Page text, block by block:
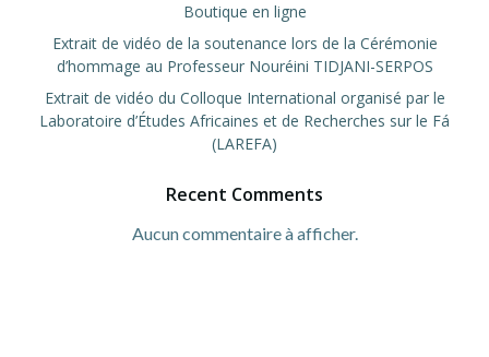
Boutique en ligne
Extrait de vidéo de la soutenance lors de la Cérémonie
d’hommage au Professeur Nouréini TIDJANI-SERPOS
Extrait de vidéo du Colloque International organisé par le
Laboratoire d’Études Africaines et de Recherches sur le Fá
(LAREFA)
Recent Comments
Aucun commentaire à afficher.